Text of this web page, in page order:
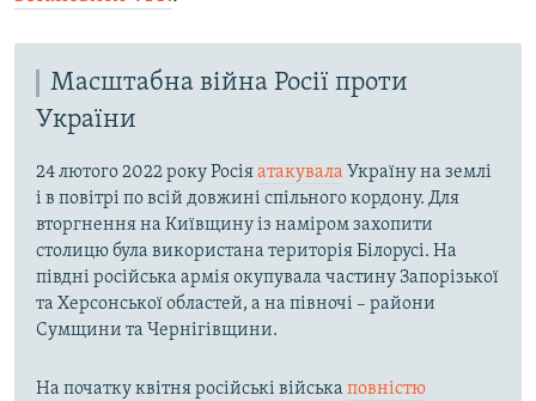
Масштабна війна Росії проти
України
24 лютого 2022 року Росіяатакувала Україну на землі
і в повітрі по всій довжині спільного кордону. Для
вторгнення на Київщину із наміром захопити
столицю була використана територія Білорусі. На
півдні російська армія окупувала частину Запорізької
та Херсонської областей, а на півночі – райони
Сумщини та Чернігівщини.
На початку квітня російські війська повністю